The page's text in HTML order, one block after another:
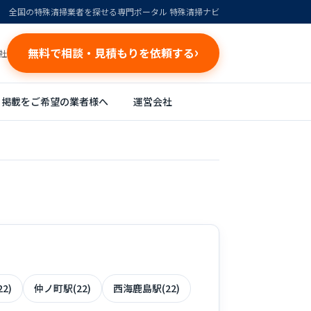
全国の特殊清掃業者を探せる専門ポータル 特殊清掃ナビ
無料で相談・見積もりを依頼する
掲載をご希望の業者様へ 運営会社
仲ノ町駅(22) 西海鹿島駅(22)